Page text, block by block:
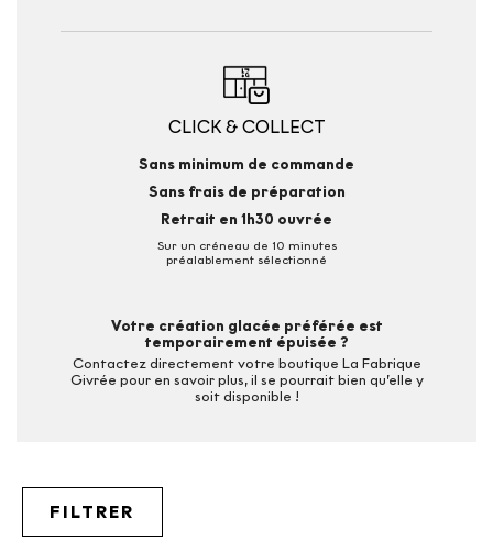
CLICK & COLLECT
Sans minimum de commande
Sans frais de préparation
Retrait en 1h30 ouvrée
Sur un créneau de 10 minutes
préalablement sélectionné
Votre création glacée préférée est
temporairement épuisée ?
Contactez directement votre boutique La Fabrique
Givrée pour en savoir plus, il se pourrait bien qu’elle y
soit disponible !
FILTRER